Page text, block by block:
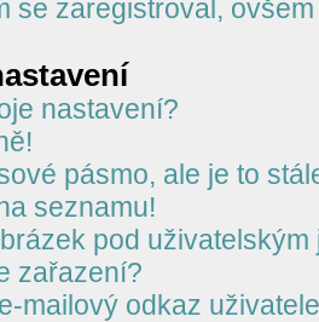
se zaregistroval,
nastavení?
pásmo, ale je to
seznamu!
pod uživatelským
zařazení?
mailový odkaz